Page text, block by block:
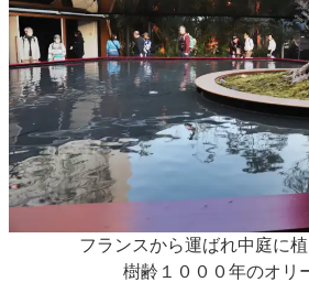
フランスから運ばれ中庭に
樹齢１０００年のオリ